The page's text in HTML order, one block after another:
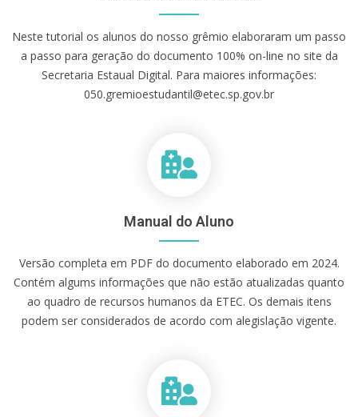
Neste tutorial os alunos do nosso grêmio elaboraram um passo
a passo para geração do documento 100% on-line no site da
Secretaria Estaual Digital. Para maiores informações:
050.gremioestudantil@etec.sp.gov.br
Manual do Aluno
Versão completa em PDF do documento elaborado em 2024.
Contém algums informações que não estão atualizadas quanto
ao quadro de recursos humanos da ETEC. Os demais itens
podem ser considerados de acordo com alegislação vigente.